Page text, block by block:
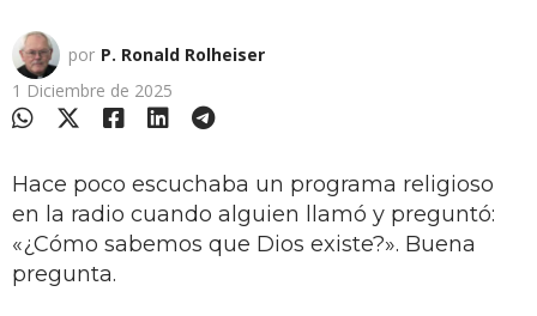
por P. Ronald Rolheiser
1 Diciembre de 2025
Hace poco escuchaba un programa religioso
en la radio cuando alguien llamó y preguntó:
«¿Cómo sabemos que Dios existe?». Buena
pregunta.